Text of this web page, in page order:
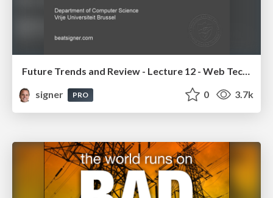
Future Trends and Review - Lecture 12 - Web Technologies (1019888BNR)
signer
PRO 0 3.7k